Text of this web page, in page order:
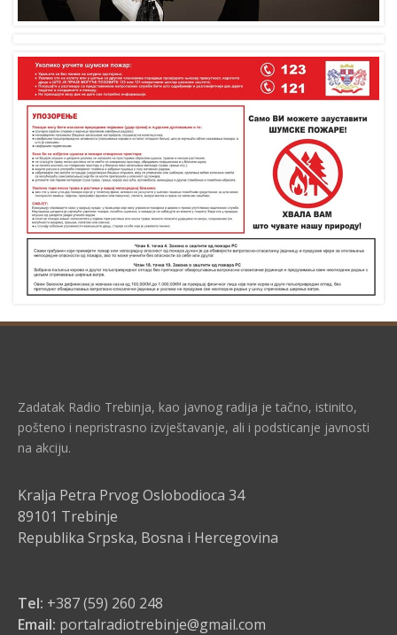
Zadatak Radio Trebinja, kao javnog radija je tačno, istinito,
pošteno i nepristrasno izvještavanje, ali i podsticanje javnosti
na akciju.
Kralja Petra Prvog Oslobodioca 34
89101 Trebinje
Republika Srpska, Bosna i Hercegovina
Tel: +387 (59) 260 248
Email: portalradiotrebinje@gmail.com